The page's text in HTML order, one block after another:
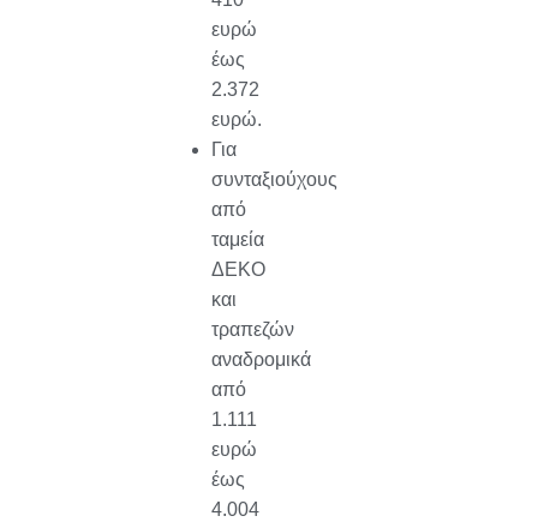
ευρώ
έως
2.372
ευρώ.
Για
συνταξιούχους
από
ταμεία
ΔΕΚΟ
και
τραπεζών
αναδρομικά
από
1.111
ευρώ
έως
4.004